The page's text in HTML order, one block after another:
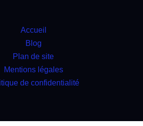
Accueil
Blog
Plan de site
Mentions légales
de confidentialité